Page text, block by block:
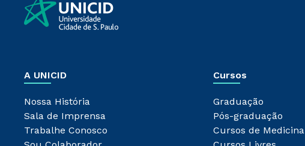
A UNICID
Nossa História
Sala de Imprensa
Trabalhe Conosco
Cursos
Graduação
Pós-graduação
Cursos de Medicina